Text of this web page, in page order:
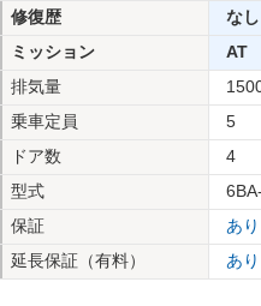
修復歴
なし
ミッション
AT
排気量
乗車定員
5
ドア数
4
型式
保証
あり
延長保証（有料）
あり